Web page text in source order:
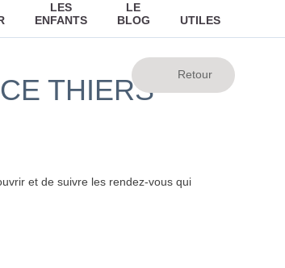
LES
ENFANTS
LE
BLOG
UTILES
THIERS
et de suivre les rendez-vous qui